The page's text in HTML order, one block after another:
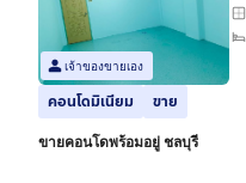
เจ้าของขายเอง
คอนโดมิเนียม ขาย
ขายคอนโดพร้อมอยู่ ชลบุรี